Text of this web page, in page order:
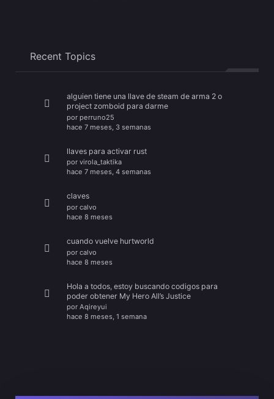
Recent Topics
alguien tiene una llave de steam de arma 2 o
project zomboid para darme
por perruno25
hace 7 meses, 3 semanas
llaves para activar rust
por virola_taktika
hace 7 meses, 4 semanas
claves
por calvo
hace 8 meses
cuando vuelve hurtworld
por calvo
hace 8 meses
Hola a todos, estoy buscando codigos para
poder obtener My Hero All’s Justice
por Aqireyui
hace 8 meses, 1 semana